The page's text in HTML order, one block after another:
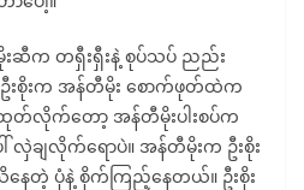
မိုးဆီက တရှီးရှီးနဲ့ စုပ်သပ် ညည်း
စိုးက အန်တီမိုး စောက်ဖုတ်ထဲက
ထုတ်လိုက်တော့ အန်တီမိုးပါးစပ်က
လှဲချလိုက်ရောပဲ။ အန်တီမိုးက ဦးစိုး
တဲ့ ပုံနဲ့ စိုက်ကြည့်နေတယ်။ ဦးစိုး